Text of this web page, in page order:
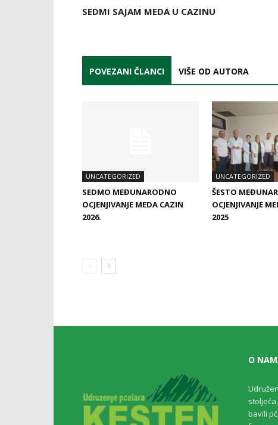
SEDMI SAJAM MEDA U CAZINU
POVEZANI ČLANCI VIŠE OD AUTORA
UNCATEGORIZED
SEDMO MEĐUNARODNO
OCJENJIVANJE MEDA CAZIN
2026.
UNCATEGORIZED
ŠESTO
OCJENJIVANJE
2025
O
bavili